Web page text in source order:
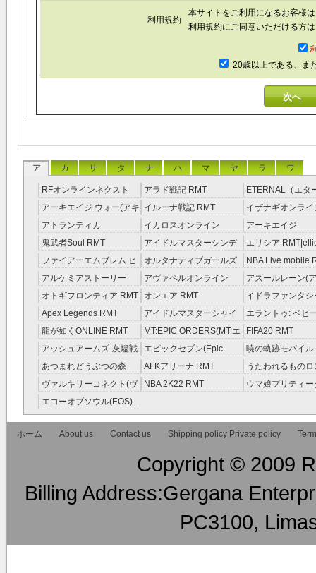
利用規約
本サイトをご利用になるお客様
利用規約にご同意いただける方
20歳以上である、ま
ア カ サ タ ナ ハ マ ヤ ラ ワ
RFオンラインネクスト
RMT
アラド戦記 RMT
ETERNAL（エタ
RMT
アーキエイジ ウォー(アキ
ウオ) RMT
イルーナ戦記 RMT
イザナギオンライ
アトランティカ
RMT|Atlantica RMT
イカロスオンライン
RMT（予約制）
アーキエイジ
RMT|ArcheAge
約制）
鬼武者Soul RMT
アイドルマスターシンデ
レラガールズ(モバマス)
RMT
エリシア
RMT
ファイアーエムブレム ヒ
ーローズ(FEヒーローズ)
RMT
オルタナティブガールズ
RMT
NBA Live mobile
アルケミアストーリー
（アルスト） RMT
アヴァベルオンライン
RMT
アズールレーン(
RMT
オトギフロンティア RMT オンエア RMT
イドラファンタシ
ーサーガ RMT
Apex Legends RMT
アイドルマスターシャイ
ニーカラーズ(シャニマス)
RMT
エラントゥ: ベヒ
ピリット RMT
龍が如くONLINE RMT
MT:EPIC ORDERS(MT:エ
ピック・オーダーズ)
RMT
FIFA20 RMT
アッシュアームズ‐灰燼戦
線 RMT
エピックセブン(Epic
Seven) RMT
暁の軌跡モバイル
伝説 ） RMT
あつまれどうぶつの森
RMT
AFKアリーナ RMT
うたわれるもの
ラグ(ロスフラ)
ヴァルキリーコネクト(ヴ
ァルコネ) RMT
NBA 2K22 RMT
ウマ娘プリティー
エコーオブソウル(EOS)
RMT
ホーム
About us Contact us Shipping policy Private policy
Copyright © 2009
Billing Address:Gergana
PC3100,